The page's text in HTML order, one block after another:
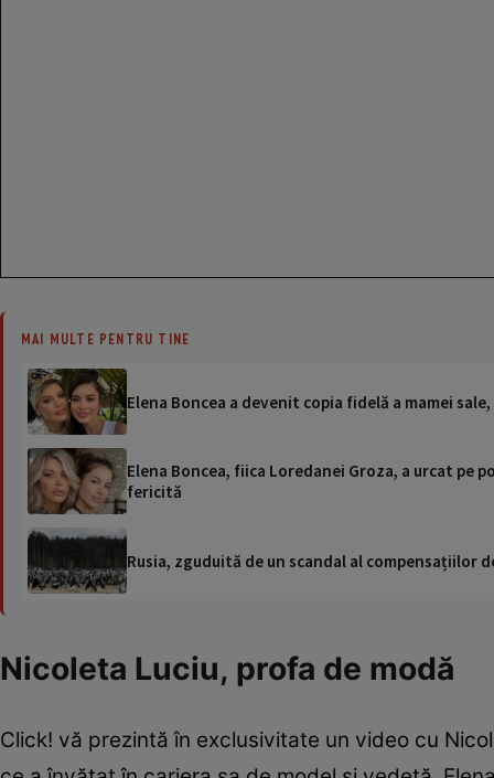
MAI MULTE PENTRU TINE
Elena Boncea a devenit copia fidelă a mamei
Elena Boncea, fiica Loredanei Groza, a urcat pe
fericită
Rusia, zguduită de un scandal al
Nicoleta Luciu, profa de modă
Click! vă prezintă în exclusivitate un video cu